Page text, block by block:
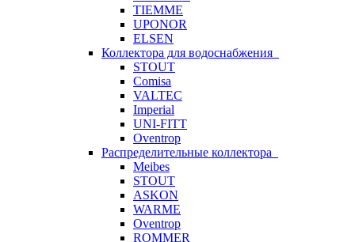
TIEMME
UPONOR
ELSEN
Коллектора для водоснабжения
STOUT
Comisa
VALTEC
Imperial
UNI-FITT
Oventrop
Распределительные коллектора
Meibes
STOUT
ASKON
WARME
Oventrop
ROMMER